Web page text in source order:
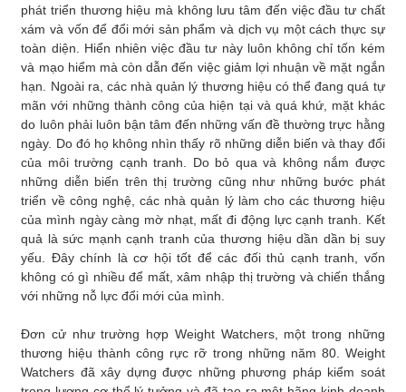
phát triển thương hiệu mà không lưu tâm đến việc đầu tư chất
xám và vốn để đổi mới sản phẩm và dịch vụ một cách thực sự
toàn diện. Hiển nhiên việc đầu tư này luôn không chỉ tốn kém
và mạo hiểm mà còn dẫn đến việc giảm lợi nhuận về mặt ngắn
hạn. Ngoài ra, các nhà quản lý thương hiệu có thể đang quá tự
mãn với những thành công của hiện tại và quá khứ, mặt khác
do luôn phải luôn bận tâm đến những vấn đề thường trực hằng
ngày. Do đó họ không nhìn thấy rõ những diễn biến và thay đổi
của môi trường cạnh tranh. Do bỏ qua và không nắm được
những diễn biến trên thị trường cũng như những bước phát
triển về công nghệ, các nhà quản lý làm cho các thương hiệu
của mình ngày càng mờ nhạt, mất đi động lực cạnh tranh. Kết
quả là sức mạnh cạnh tranh của thương hiệu dần dần bị suy
yếu. Đây chính là cơ hội tốt để các đối thủ cạnh tranh, vốn
không có gì nhiều để mất, xâm nhập thị trường và chiến thắng
với những nỗ lực đổi mới của mình.
Đơn cử như trường hợp Weight Watchers, một trong những
thương hiệu thành công rực rỡ trong những năm 80. Weight
Watchers đã xây dựng được những phương pháp kiểm soát